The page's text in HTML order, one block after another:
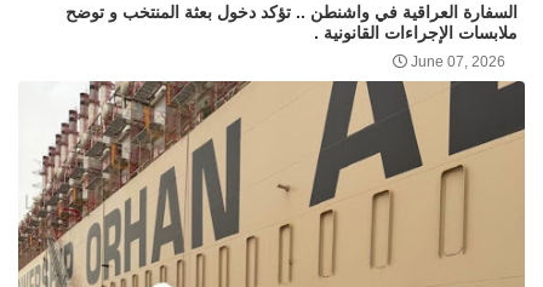
السفارة العراقية في واشنطن .. تؤكد دخول بعثة المنتخب و توضح
ملابسات الإجراءات القانونية .
June 07, 2026